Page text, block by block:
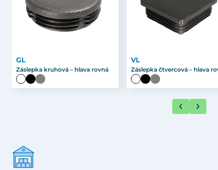
GL
Záslepka kruhová – hlava rovná
VL
Záslepka čtvercová – hlava